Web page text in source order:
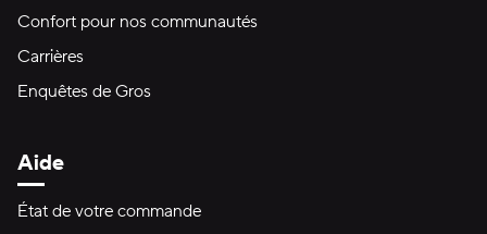
Confort pour nos communautés
Carrières
Enquêtes de Gros
Aide
État de votre commande